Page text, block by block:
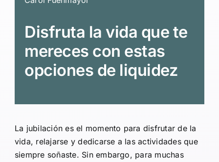
Disfruta la vida que te
mereces con estas
opciones de liquidez
La jubilación es el momento para disfrutar de la
vida, relajarse y dedicarse a las actividades que
siempre soñaste. Sin embargo, para muchas